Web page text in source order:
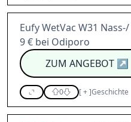
Eufy WetVac W31
9 € bei Odiporo
ZUM ANGEBOT↗
0 [+]Geschichte